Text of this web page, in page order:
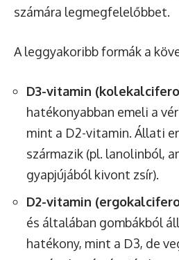
számára legmegfelelőbbet.
A leggyakoribb formák a
D3-vitamin
hatékonyabban emeli a
mint a D2-vitamin. Állati
származik (pl. lanolinból,
gyapjújából kivont zsír).
D2-vitamin
és általában gombákból
hatékony, mint a D3, de